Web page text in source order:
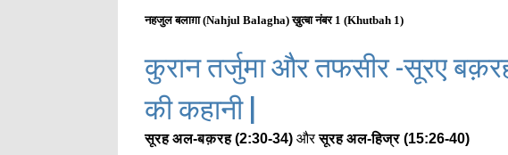
नहजुल बलाग़ा (Nahjul Balagha)ख़ुत्बा नंबर 1 (Khutbah 1)
कुरान तर्जुमा और तफसीर -सूरए
की कहानी |
सूरह अल-बक़रह (2:30-34) औरसूरह अल-हिज्र (15:26-40)